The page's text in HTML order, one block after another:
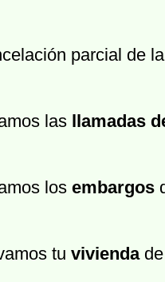
parcial de
las llamadas
los embargos
tu viviendade